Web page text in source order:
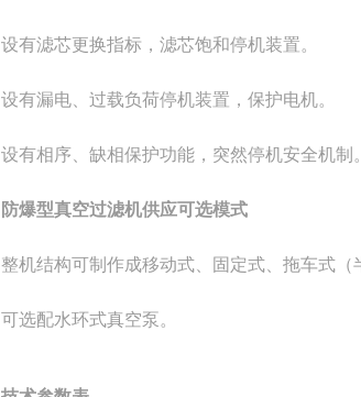
设有滤芯更换指标，滤芯饱和停机装置。
设有漏电、过载负荷停机装置，保护电机。
设有相序、缺相保护功能，突然停机安全机制。
防爆型真空过滤机供应可选模式
整机结构可制作成移动式、固定式、拖车式（
可选配水环式真空泵。